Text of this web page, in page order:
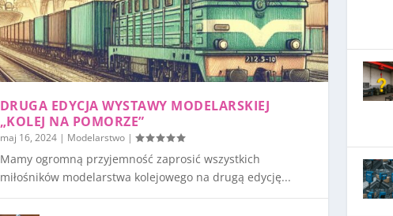
DRUGA EDYCJA WYSTAWY MODELARSKIEJ
„KOLEJ NA POMORZE”
maj 16, 2024| Modelarstwo|
Mamy ogromną przyjemność zaprosić wszystkich
miłośników modelarstwa kolejowego na drugą edycję...